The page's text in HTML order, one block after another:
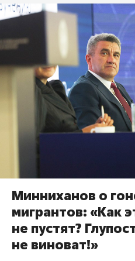
Минниханов о
мигрантов: «Как
не пустят?
не виноват!»